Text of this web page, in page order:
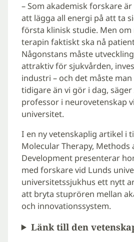
– Som akademisk forskare
att lägga all energi på att ta
första klinisk studie. Men
terapin faktiskt ska nå
Någonstans måste
attraktiv för sjukvården,
industri – och det måste
tidigare än vi gör i dag, säger
professor i neurovetenskap
universitet.
I en ny vetenskaplig artikel i
Molecular Therapy, Methods
Development presenterar
med forskare vid Lunds
universitetssjukhus ett nytt
att bryta stuprören mellan
och innovationssystem.
Länk till den